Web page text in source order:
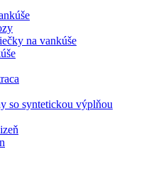
na vankúše
so syntetickou výplňou